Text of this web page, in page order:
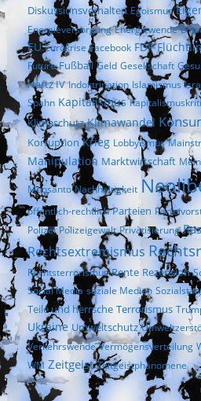
Diskussionsverhalten Egoismus
Energieversorgung Energiewende
EU Eurokrise Facebook FDP
Future Fußball Geld Gesellschaft
Hartz IV Indoktrination Islamismus
Spahn Kapitalismus
Klimaschutz Klimawandel
Korruption Krieg Lobbyismus
Manipulation Marktwirtschaft
Monsanto Nachhaltigkeit
öffentlich-rechtlich Parteien
Polizei Polizeigewalt Privatisierung
Rechtsextremismus
Rechtsterrorismus Rente Rezension
Social Media soziale Medien
Teile und herrsche Terrorismus
Ukraine Umweltschutz
Verkehrswende Vermögensverteilung
WM Zeitgeist Zeitgeistphänomene